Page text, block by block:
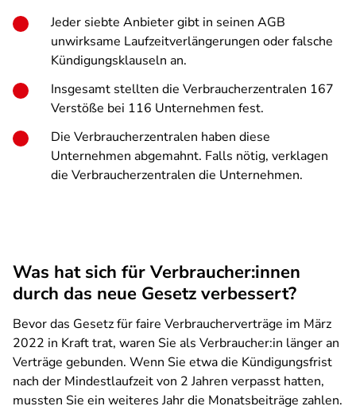
Jeder siebte Anbieter gibt in seinen AGB
unwirksame Laufzeitverlängerungen oder falsche
Kündigungsklauseln an.
Insgesamt stellten die Verbraucherzentralen 167
Verstöße bei 116 Unternehmen fest.
Die Verbraucherzentralen haben diese
Unternehmen abgemahnt. Falls nötig, verklagen
die Verbraucherzentralen die Unternehmen.
Was hat sich für Verbraucher:innen
durch das neue Gesetz verbessert?
Bevor das Gesetz für faire Verbraucherverträge im März
2022 in Kraft trat, waren Sie als Verbraucher:in länger an
Verträge gebunden. Wenn Sie etwa die Kündigungsfrist
nach der Mindestlaufzeit von 2 Jahren verpasst hatten,
mussten Sie ein weiteres Jahr die Monatsbeiträge zahlen.